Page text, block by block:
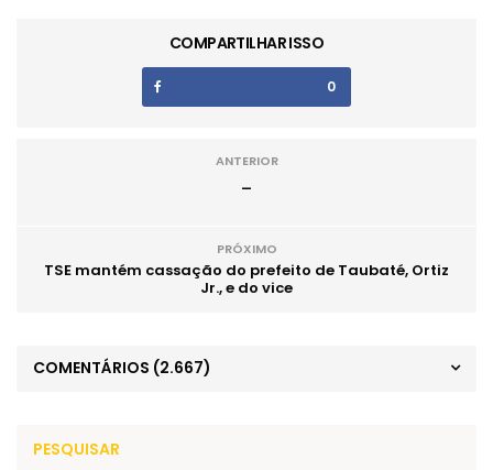
COMPARTILHAR ISSO
0
ANTERIOR
_
PRÓXIMO
TSE mantém cassação do prefeito de Taubaté, Ortiz
Jr., e do vice
COMENTÁRIOS (2.667)
PESQUISAR